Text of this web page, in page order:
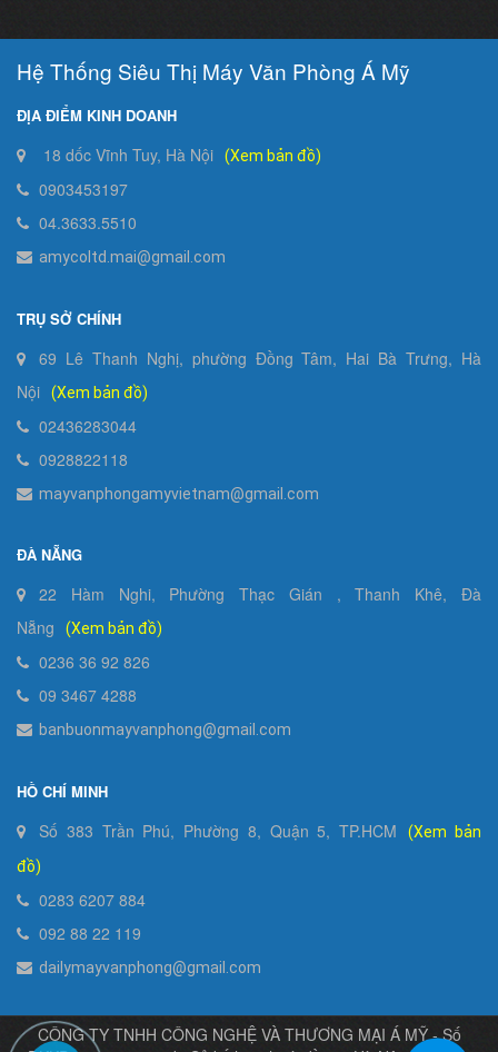
Hệ Thống Siêu Thị Máy Văn Phòng Á Mỹ
ĐỊA ĐIỂM KINH DOANH
18 dốc Vĩnh Tuy, Hà Nội (Xem bản đồ)
0903453197
04.3633.5510
amycoltd.mai@gmail.com
TRỤ SỞ CHÍNH
69 Lê Thanh Nghị, phường Đồng Tâm, Hai Bà Trưng, Hà
Nội
(Xem bản đồ)
02436283044
0928822118
mayvanphongamyvietnam@gmail.com
ĐÀ NẴNG
22 Hàm Nghi, Phường Thạc Gián , Thanh Khê, Đà
Nẵng
(Xem bản đồ)
0236 36 92 826
09 3467 4288
banbuonmayvanphong@gmail.com
HỒ CHÍ MINH
Số 383 Trần Phú, Phường 8, Quận 5, TP.HCM
(Xem bản
đồ)
0283 6207 884
092 88 22 119
dailymayvanphong@gmail.com
CÔNG TY TNHH CÔNG NGHỆ VÀ THƯƠNG MẠI Á MỸ - Số